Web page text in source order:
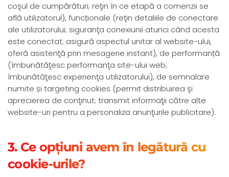
coşul de cumpărături; reţin în ce etapă a comenzii se
află utilizatorul), funcționale (reţin detaliile de conectare
ale utilizatorului; siguranţa conexiunii atunci când acesta
este conectat; asigură aspectul unitar al website-ului,
oferă asistenţă prin mesagerie instant), de performanță
(îmbunătăţesc performanţa site-ului web;
îmbunătăţesc experienţa utilizatorului), de semnalare
numite și targeting cookies (permit distribuirea şi
aprecierea de conţinut; transmit informaţii către alte
website-uri pentru a personaliza anunţurile publicitare).
3. Ce opțiuni avem în legătură cu
cookie-urile?